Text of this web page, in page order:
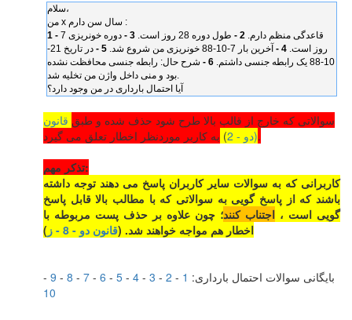
سلام،
من x سال سن دارم :
1 -
قاعدگی منظم دارم. 2 - طول دوره 28 روز است. 3 -
دوره خونریزی 7
روز است. 4 - آخرین بار 7-10-88 خونریزی من شروع شد. 5 -
در تاریخ 21-
10-88 یک رابطه جنسی داشتم.
6 -
شرح حال: رابطه جنسی محافظت نشده
بود و منی داخل واژن من تخلیه شد.
آیا احتمال بارداری در من وجود دارد؟
سوالاتی که خارج از قالب بالا طرح شود حذف شده و طبق قانون
(دو - 2
)
به کاربر موردنظر اخطار تعلق می گیرد.
تذکر مهم:
کاربرانی که به سوالات سایر کاربران پاسخ می دهند توجه داشته
باشند که از پاسخ گویی به سوالاتی که با مطالب بالا قابل پاسخ
گویی است ، اجتناب کنند؛ چون علاوه بر حذف پست مربوطه با
اخطار هم مواجه خواهند شد. (قانون دو - 8 - ز )
بایگانی سوالات احتمال بارداری: 1
-
2
-
3
-
4
-
5
-
6
-
7
-
8
-
9
-
10